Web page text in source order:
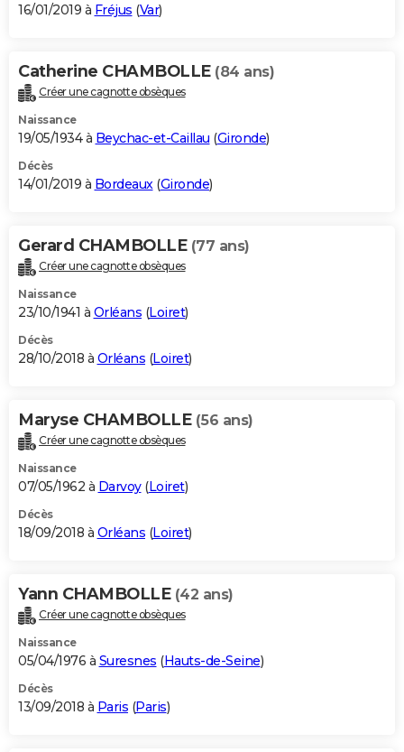
16/01/2019 à Fréjus (Var)
Catherine CHAMBOLLE (84 ans)
Créer une cagnotte obsèques
Naissance
19/05/1934 à Beychac-et-Caillau (Gironde)
Décès
14/01/2019 à Bordeaux(Gironde)
Gerard CHAMBOLLE (77 ans)
Créer une cagnotte obsèques
Naissance
23/10/1941 à Orléans (Loiret)
Décès
28/10/2018 à Orléans (Loiret)
Maryse CHAMBOLLE (56 ans)
Créer une cagnotte obsèques
Naissance
07/05/1962 à Darvoy(Loiret)
Décès
18/09/2018 à Orléans (Loiret)
Yann CHAMBOLLE (42 ans)
Créer une cagnotte obsèques
Naissance
05/04/1976 à Suresnes (Hauts-de-Seine)
Décès
13/09/2018 à Paris (Paris)